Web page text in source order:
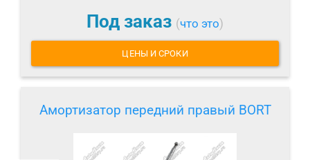
Под заказ (что это)
ЦЕНЫ И СРОКИ
Амортизатор передний правый BORT